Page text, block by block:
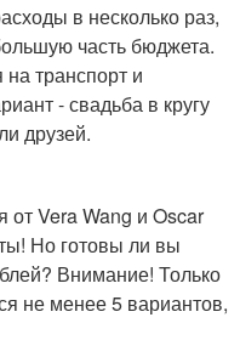
в несколько раз,
часть бюджета.
на транспорт и
- свадьба в кругу
друзей.
от Vera Wang и Oscar
Но готовы ли вы
Внимание! Только
не менее 5 вариантов,